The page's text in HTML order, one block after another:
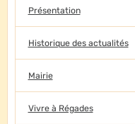
Présentation
Historique des actualités
Mairie
Vivre à Régades